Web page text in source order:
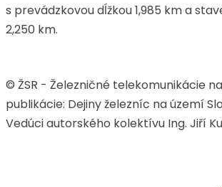
s prevádzkovou dĺžkou 1,985 km a
2,250 km.
© ŽSR - Železničné telekomunikácie
publikácie: Dejiny železníc na území
Vedúci autorského kolektívu Ing. Jiří